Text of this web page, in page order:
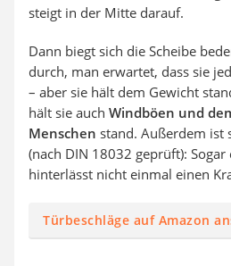
steigt in der Mitte darauf.
Dann biegt sich die Scheibe
durch, man erwartet, dass sie
– aber sie hält dem Gewicht
hält sie auch Windböen und
Menschen stand. Außerdem ist
(nach DIN 18032 geprüft):
hinterlässt nicht einmal einen
Türbeschläge auf Amazon